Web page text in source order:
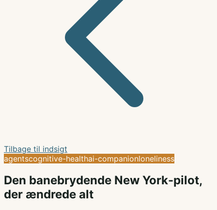
Tilbage til indsigt
agentscognitive-healthai-companionloneliness
Den banebrydende New York-pilot,
der ændrede alt